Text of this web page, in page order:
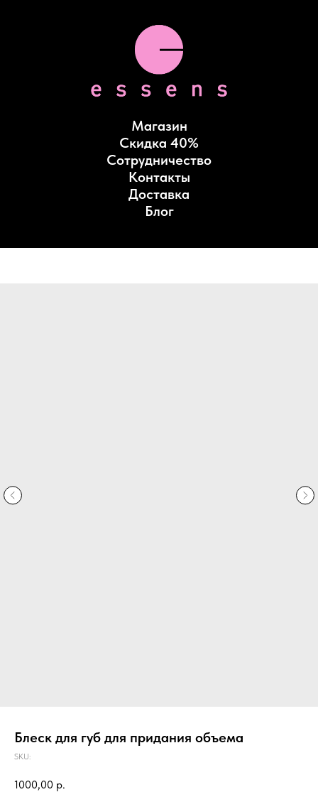
Магазин
Скидка 40%
Сотрудничество
Контакты
Доставка
Блог
Блеск для губ для придания объема
SKU:
1000,00 р.